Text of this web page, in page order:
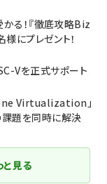
る！『徹底攻略Biz
にプレゼント！
Vを正式サポート
Virtualization」
題を同時に解決
と見る